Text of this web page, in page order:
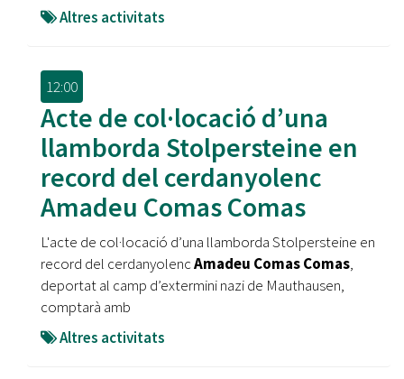
Altres activitats
12:00
Acte de col·locació d’una
llamborda Stolpersteine en
record del cerdanyolenc
Amadeu Comas Comas
L'acte de col·locació d’una llamborda Stolpersteine en
record del cerdanyolencAmadeu Comas Comas,
deportat al camp d’extermini nazi de Mauthausen,
comptarà amb
Altres activitats